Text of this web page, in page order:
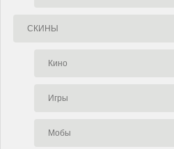
СКИНЫ
Кино
Игры
Мобы